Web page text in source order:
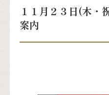
１１月２３日(木・
案内